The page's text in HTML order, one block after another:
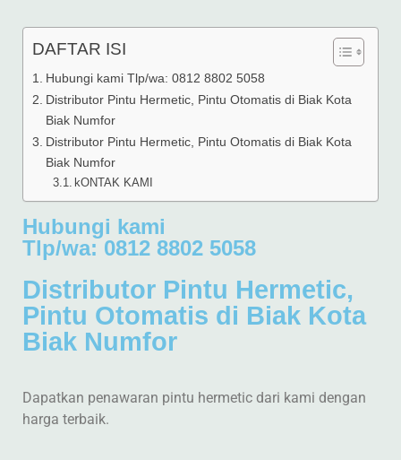
DAFTAR ISI
Hubungi kami Tlp/wa: 0812 8802 5058
Distributor Pintu Hermetic, Pintu Otomatis di Biak Kota
Biak Numfor
Distributor Pintu Hermetic, Pintu Otomatis di Biak Kota
Biak Numfor
kONTAK KAMI
Hubungi kami
Tlp/wa: 0812 8802 5058
Distributor Pintu Hermetic,
Pintu Otomatis di Biak Kota
Biak Numfor
Dapatkan penawaran pintu hermetic dari kami dengan
harga terbaik.